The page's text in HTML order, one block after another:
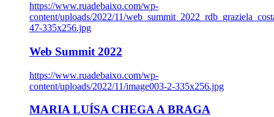
https://www.ruadebaixo.com/wp-
content/uploads/2022/11/
47-335x256.jpg
Web Summit 2022
https://www.ruadebaixo.com/wp-
content/uploads/2022/11/image003-2-335x256.jpg
MARIA LUÍSA CHEGA A BRAGA